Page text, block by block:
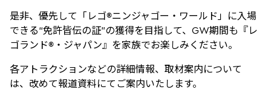
是非、優先して「レゴ®ニンジャゴー・ワールド」に入場
できる“免許皆伝の証”の獲得を目指して、GW期間も『レ
ゴランド®・ジャパン』を家族でお楽しみください。
各アトラクションなどの詳細情報、取材案内について
は、改めて報道資料にてご案内いたします。